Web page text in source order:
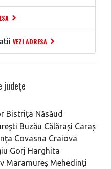
VEZI ADRESA
județe
Bistrița Năsăud
Buzău Călărași Caraș
Covasna Craiova
Gorj Harghita
Maramureș Mehedinți